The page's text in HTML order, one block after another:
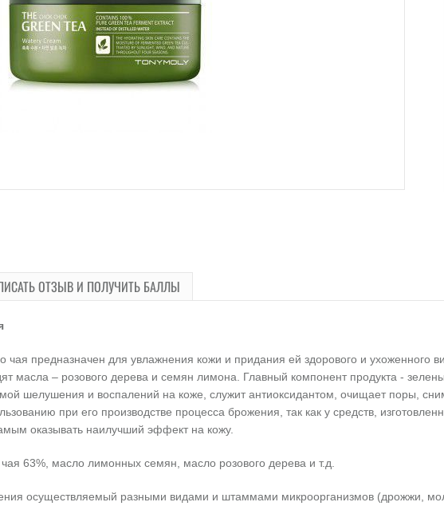
ОТЗЫВ И ПОЛУЧИТЬ БАЛЛЫ
чая предназначен для увлажнения кожи и придания ей здорового и ухоженного
масла – розового дерева и семян лимона. Главный компонент продукта -
шелушения и воспалений на коже, служит антиоксидантом, очищает поры,
при его производстве процесса брожения, так как у средств,
оказывать наилучший эффект на кожу.
чая 63%, масло лимонных семян, масло розового дерева и т.д.
осуществляемый разными видами и штаммами микроорганизмов (дрожжи,